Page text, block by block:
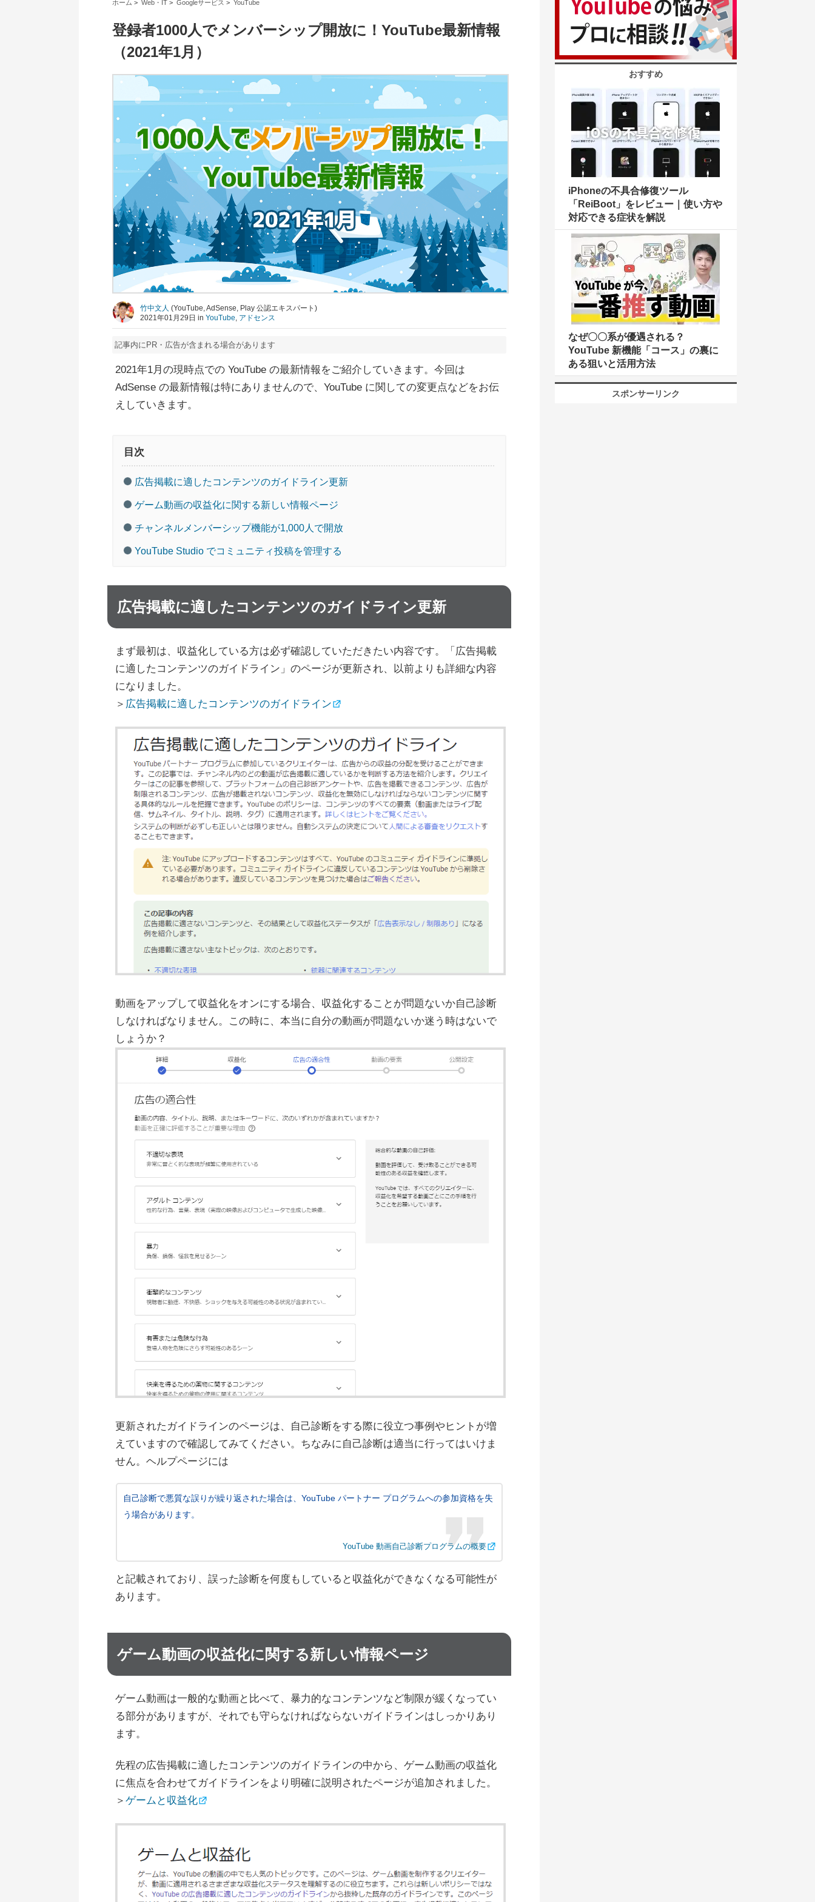
ホーム > Web・IT> Googleサービス > YouTube
登録者1000人でメンバーシップ開放に！YouTube最新情報
（2021年1月）
竹中文人 (YouTube, AdSense, Play 公認エキスパート)
2021年01月29日 in YouTube アドセンス
記事内にPR・広告が含まれる場合があります
2021年1月の現時点での YouTube の最新情報をご紹介していきます。今回は
AdSense の最新情報は特にありませんので、YouTube に関しての変更点などをお伝
えしていきます。
目次
広告掲載に適したコンテンツのガイドライン更新
ゲーム動画の収益化に関する新しい情報ページ
チャンネルメンバーシップ機能が1,000人で開放
YouTube Studio でコミュニティ投稿を管理する
広告掲載に適したコンテンツのガイドライン更新
まず最初は、収益化している方は必ず確認していただきたい内容です。「広告掲載
に適したコンテンツのガイドライン」のページが更新され、以前よりも詳細な内容
になりました。
＞ 広告掲載に適したコンテンツのガイドライン
動画をアップして収益化をオンにする場合、収益化することが問題ないか自己診断
しなければなりません。この時に、本当に自分の動画が問題ないか迷う時はないで
しょうか？
更新されたガイドラインのページは、自己診断をする際に役立つ事例やヒントが増
えていますので確認してみてください。ちなみに自己診断は適当に行ってはいけま
せん。ヘルプページには
自己診断で悪質な誤りが繰り返された場合は、YouTube パートナー プログラムへの参加資格を失
う場合があります。
YouTube 動画自己診断プログラムの概要
と記載されており、誤った診断を何度もしていると収益化ができなくなる可能性が
あります。
ゲーム動画の収益化に関する新しい情報ページ
ゲーム動画は一般的な動画と比べて、暴力的なコンテンツなど制限が緩くなってい
る部分がありますが、それでも守らなければならないガイドラインはしっかりあり
ます。
先程の広告掲載に適したコンテンツのガイドラインの中から、ゲーム動画の収益化
に焦点を合わせてガイドラインをより明確に説明されたページが追加されました。
＞ ゲームと収益化
おすすめ
iPhoneの不具合修復ツール
「ReiBoot」をレビュー｜使い方や
対応できる症状を解説
なぜ〇〇系が優遇される？
YouTube 新機能「コース」の裏に
ある狙いと活用方法
スポンサーリンク